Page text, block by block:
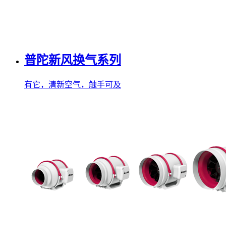
普陀新风换气系列
有它，清新空气，触手可及